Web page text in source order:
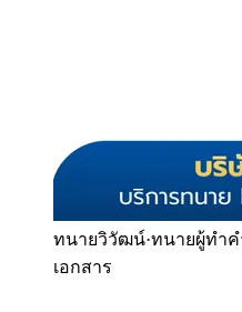
ทนายวิวัฒน์·ทนายผู้ทำค
เอกสาร